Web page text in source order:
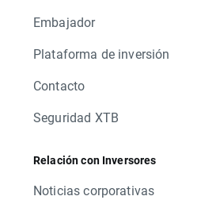
Embajador
Plataforma de inversión
Contacto
Seguridad XTB
Relación con Inversores
Noticias corporativas